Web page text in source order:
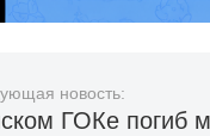
новость:
ГОКе погиб